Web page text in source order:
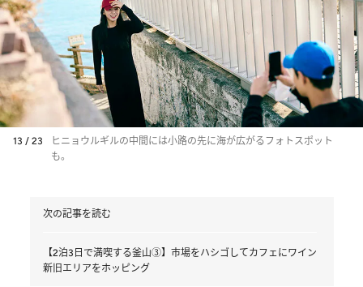
13 / 23
ヒニョウルギルの中間には小路の先に海が広がるフォトスポット
も。
次の記事を読む
【2泊3日で満喫する釜山③】市場をハシゴしてカフェにワイン
新旧エリアをホッピング